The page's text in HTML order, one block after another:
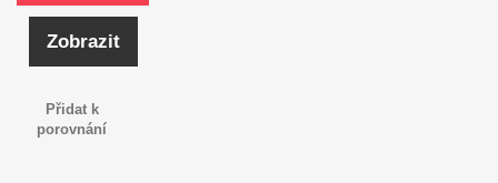
Zobrazit
Přidat k
porovnání